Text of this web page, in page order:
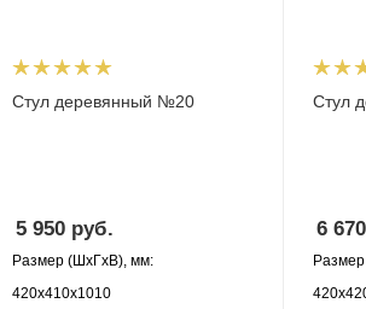
Стул деревянный №20
5 950 руб.
Размер (ШхГхВ), мм:
420х410х1010
Стул
6 670